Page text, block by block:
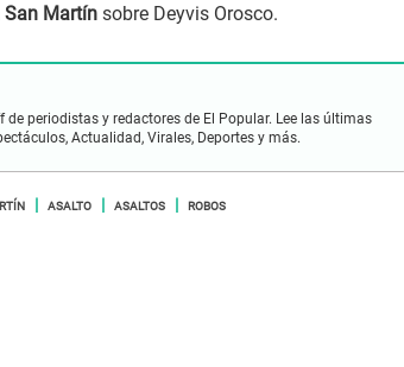
San Martín sobre Deyvis Orosco.
periodistas y redactores de El Popular. Lee las últimas
Actualidad, Virales, Deportes y más.
ASALTO ASALTOS ROBOS